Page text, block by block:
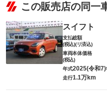
このパック
保証修理受
-
ロードサー
ビスの有無
このパック
この販売店の同一
スイフト
支払総額
(税込)(リ済込)
車両本体価格
(税込)
年式2025(令和7)
走行1.1万km